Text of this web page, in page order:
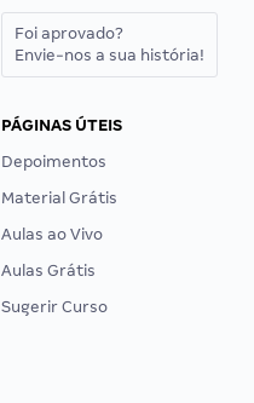
Foi aprovado?
Envie-nos a sua história!
PÁGINAS ÚTEIS
Depoimentos
Material Grátis
Aulas ao Vivo
Aulas Grátis
Sugerir Curso